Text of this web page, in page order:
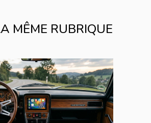
MÊME RUBRIQUE